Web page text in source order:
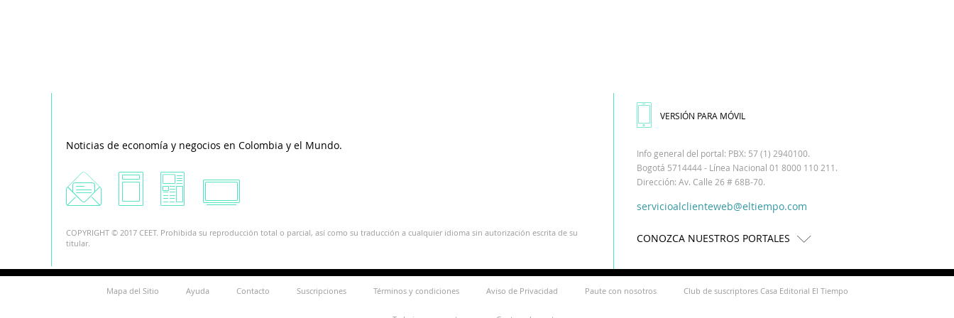
Noticias de economía y negocios en Colombia y el Mundo.
COPYRIGHT © 2017 CEET. Prohibida su reproducción total o parcial, así como su traducción a cualquier idioma sin autorización escrita de su
titular.
VERSIÓN PARA MÓVIL
Info general del portal: PBX: 57 (1) 2940100.
Bogotá 5714444 - Línea Nacional 01 8000 110 211.
Dirección: Av. Calle 26 # 68B-70.
servicioalclienteweb@eltiempo.com
CONOZCA NUESTROS PORTALES
Mapa del Sitio Ayuda Contacto Suscripciones Términos y condiciones Aviso de Privacidad Paute con nosotros Club de suscriptores Casa Editorial El Tiempo